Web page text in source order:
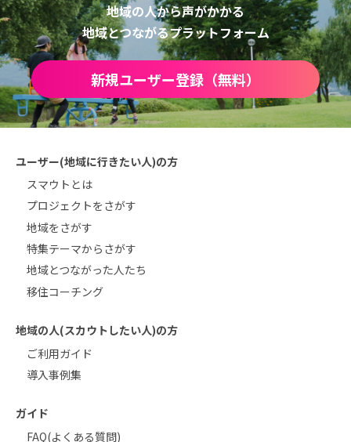
地域の人から声がかかる
地域とつながるプラットフォーム
新規ユーザー登録（無料）
ユーザー(地域に行きたい人)の方
スマウトとは
プロジェクトをさがす
地域をさがす
特集テーマからさがす
地域とつながった人たち
移住コーチング
地域の人(スカウトしたい人)の方
ご利用ガイド
導入事例集
ガイド
FAQ(よくある質問)